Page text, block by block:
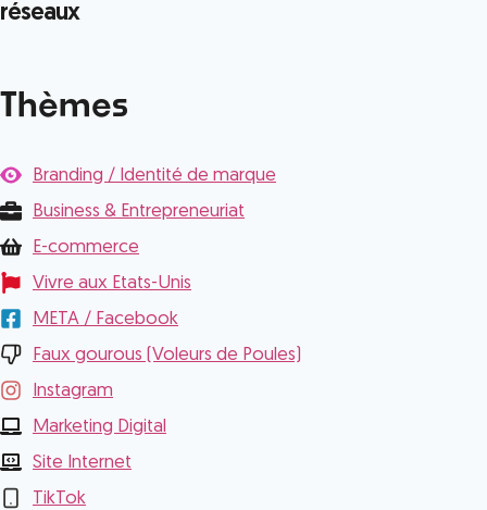
réseaux
Thèmes
Branding / Identité de marque
Business & Entrepreneuriat
E-commerce
Vivre aux Etats-Unis
META / Facebook
Faux gourous (Voleurs de Poules)
Instagram
Marketing Digital
Site Internet
TikTok